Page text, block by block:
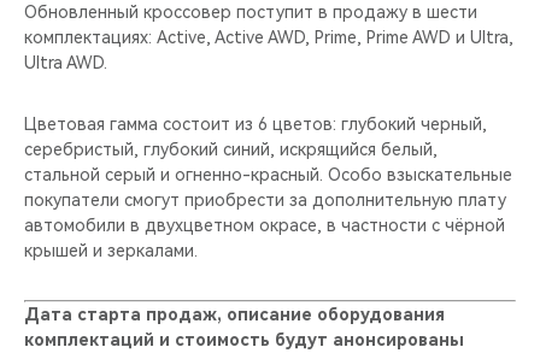
Обновленный кроссовер поступит в продажу в шести
комплектациях: Active, Active AWD, Prime, Prime AWD и Ultra,
Ultra AWD.
Цветовая гамма состоит из 6 цветов: глубокий черный,
серебристый, глубокий синий, искрящийся белый,
стальной серый и огненно-красный. Особо взыскательные
покупатели смогут приобрести за дополнительную плату
автомобили в двухцветном окрасе, в частности с чёрной
крышей и зеркалами.
Дата старта продаж, описание оборудования
комплектаций и стоимость будут анонсированы